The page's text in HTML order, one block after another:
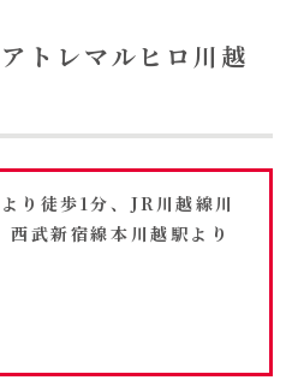
トレマルヒロ川越
り徒歩1分、JR川越線川
武新宿線本川越駅より